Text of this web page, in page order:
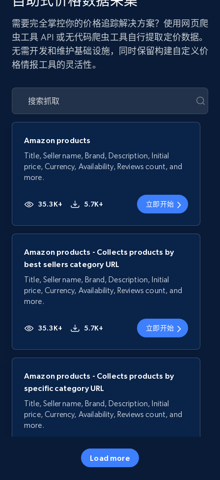
需要完全掌控你的价格追踪解决方案？使用网页爬
虫工具 API 或无代码爬虫工具自行提取定价数据。
无需开发和维护基础设施，同时保留构建自定义价
格情报工具的灵活性。
Amazon products
Title, Seller name, Brand, Description, Initial
price, Currency, Availability, Reviews count, and
more.
35.3K+ 5.7K+ 立即开始
Amazon products - Collects products by
best sellers category URL
Title, Seller name, Brand, Description, Initial
price, Currency, Availability, Reviews count, and
more.
35.3K+ 5.7K+ 立即开始
Amazon products - Collects products by
specific category URL
Title, Seller name, Brand, Description, Initial
price, Currency, Availability, Reviews count, and
more.
5.7K+
Load more